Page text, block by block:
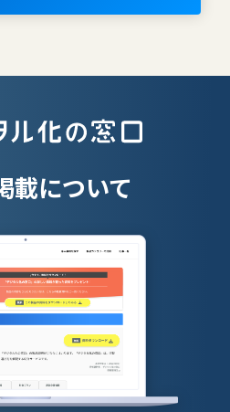
授業支援シス
載について